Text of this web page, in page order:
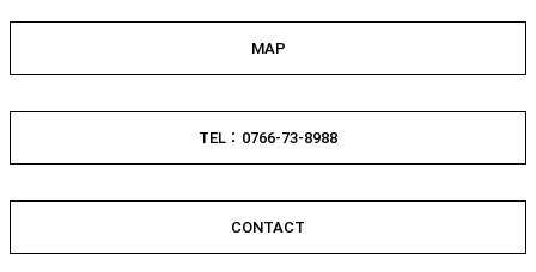
MAP
TEL：0766-73-8988
CONTACT